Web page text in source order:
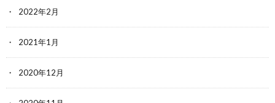
2022年2月
2021年1月
2020年12月